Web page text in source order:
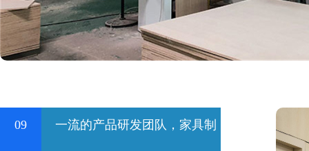
09 一流的产品研发团队，家具制